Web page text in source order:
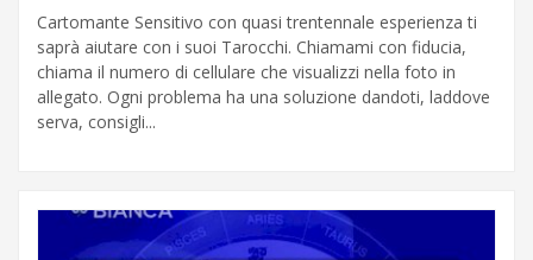
Cartomante Sensitivo con quasi trentennale esperienza ti
saprà aiutare con i suoi Tarocchi. Chiamami con fiducia,
chiama il numero di cellulare che visualizzi nella foto in
allegato. Ogni problema ha una soluzione dandoti, laddove
serva, consigli...